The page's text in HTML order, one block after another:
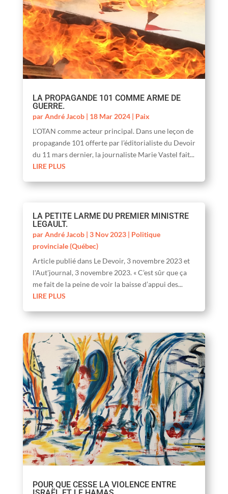
LA PROPAGANDE 101 COMME ARME DE
GUERRE.
parAndré Jacob| 18 Mar 2024| Paix
L’OTAN comme acteur principal. Dans une leçon de
propagande 101 offerte par l’éditorialiste du Devoir
du 11 mars dernier, la journaliste Marie Vastel fait...
LIRE PLUS
LA PETITE LARME DU PREMIER MINISTRE
LEGAULT.
parAndré Jacob| 3 Nov 2023| Politique
provinciale (Québec)
Article publié dans Le Devoir, 3 novembre 2023 et
l'Aut'journal, 3 novembre 2023. « C’est sûr que ça
me fait de la peine de voir la baisse d’appui des...
LIRE PLUS
POUR QUE CESSE LA VIOLENCE ENTRE